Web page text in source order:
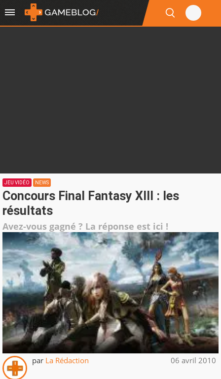
JEU VIDÉO NEWS
Concours Final Fantasy XIII : les
résultats
Avez-vous gagné ? La réponse est ici !
par La Rédaction 06 avril 2010